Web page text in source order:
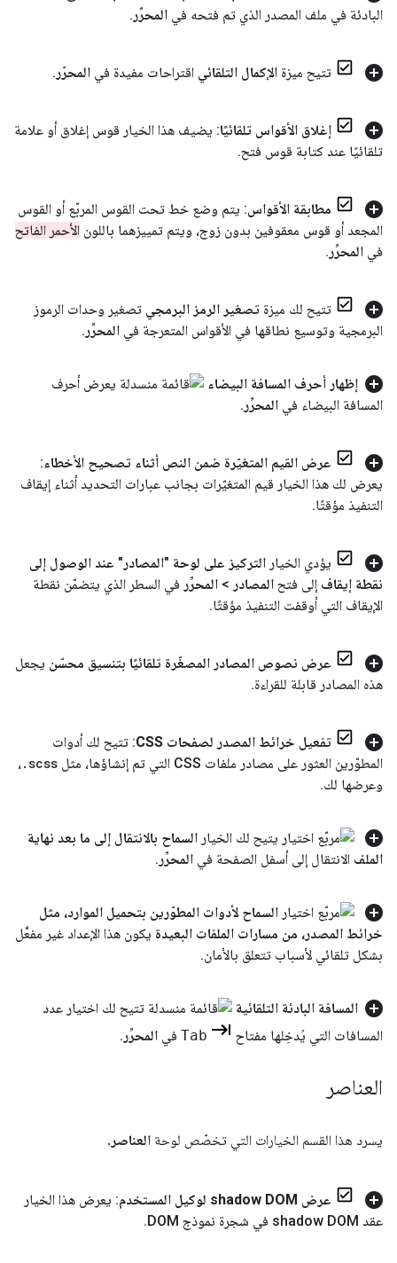
البادئة في ملف المصدر الذي تم فتحه في المحرِّر .
تتيح ميزة الإكمال التلقائي اقتراحات مفيدة في المحرّر .
إغلاق الأقواس تلقائيًا: يضيف هذا الخيار قوس إغلاق أو علامة
تلقائيًا عند كتابة قوس فتح.
مطابقة الأقواس: يتم وضع خط تحت القوس المربّع أو القوس
المجعد أو قوس معقوفين بدون زوج، ويتم تمييزهما باللون الأحمر الفاتح
في المحرِّر .
تتيح لك ميزة تصغير الرمز البرمجي تصغير وحدات الرموز
البرمجية وتوسيع نطاقها في الأقواس المتعرجة في المحرِّر .
إظهار أحرف المسافة البيضاء
يعرض أحرف
المسافة البيضاء في المحرِّر .
عرض القيم المتغيّرة ضمن النص أثناء تصحيح الأخطاء:
يعرض لك هذا الخيار قيم المتغيّرات بجانب عبارات التحديد أثناء إيقاف
التنفيذ مؤقتًا.
يؤدي الخيار التركيز على لوحة "المصادر" عند الوصول إلى
نقطة إيقاف إلى فتح المصادر > المحرِّر في السطر الذي يتضمّن نقطة
الإيقاف التي أوقفت التنفيذ مؤقتًا.
عرض نصوص المصادر المصغّرة تلقائيًا بتنسيق محسّن يجعل
هذه المصادر قابلة للقراءة.
تفعيل خرائط المصدر لصفحات CSS
: تتيح لك أدوات
المطوّرين العثور على مصادر ملفات CSS التي تم إنشاؤها، مثل
.scss ،
وعرضها لك.
يتيح لك الخيار السماح بالانتقال إلى ما بعد نهاية
الملف الانتقال إلى أسفل الصفحة في المحرِّر .
السماح لأدوات المطوّرين بتحميل الموارد، مثل
خرائط المصدر، من مسارات الملفات البعيدة يكون هذا الإعداد غير مفعَّل
بشكل تلقائي لأسباب تتعلق بالأمان.
المسافة البادئة التلقائية
تتيح لك اختيار عدد
المسافات التي يُدخِلها مفتاح
Tab في المحرِّر .
العناصر
يسرد هذا القسم الخيارات التي تخصّص لوحة العناصر .
عرض shadow DOM لوكيل المستخدم
: يعرض هذا الخيار
عقد shadow DOM في شجرة نموذج DOM
.